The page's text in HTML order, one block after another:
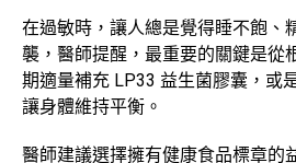
在過敏時，讓人總是覺得睡不飽、
襲，醫師提醒，最重要的關鍵是從
期適量補充 LP33 益生菌膠囊，或
讓身體維持平衡。
醫師建議選擇擁有健康食品標章的